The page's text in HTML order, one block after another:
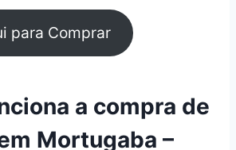
para Comprar
a compra de
Mortugaba –